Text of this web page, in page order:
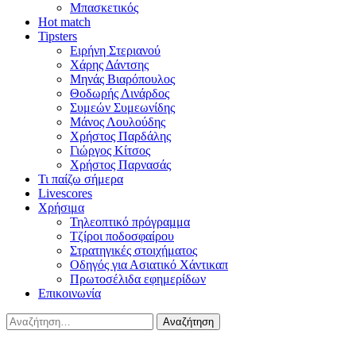
Μπασκετικός
Hot match
Tipsters
Ειρήνη Στεριανού
Χάρης Δάντσης
Μηνάς Βιαρόπουλος
Θοδωρής Λινάρδος
Συμεών Συμεωνίδης
Μάνος Λουλούδης
Χρήστος Παρδάλης
Γιώργος Κίτσος
Χρήστος Παρνασάς
Τι παίζω σήμερα
Livescores
Χρήσιμα
Τηλεοπτικό πρόγραμμα
Τζίροι ποδοσφαίρου
Στρατηγικές στοιχήματος
Οδηγός για Ασιατικό Χάντικαπ
Πρωτοσέλιδα εφημερίδων
Επικοινωνία
Αναζήτηση
για: